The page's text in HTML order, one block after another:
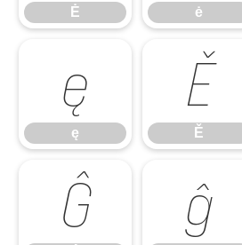
Ė ė
ę
ę
Ě
Ě
Ĝ ĝ